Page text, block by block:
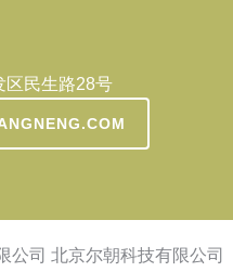
区民生路28号
公司 北京尔朝科技有限公司